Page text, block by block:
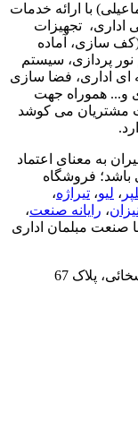
با ارائه خدمات
اداری‌، تجهیزات
سازی، آماده
پردازی، سیستم
ای اداری، فضا سازی
و... هموراه جهت
مشتریان می کوشد
به معنای اعتماد
باشد؛ فروشگاه
، لیو، تیراژه،
، رایانه صنعت،
صنعت مبلمان اداری
پلاک 67